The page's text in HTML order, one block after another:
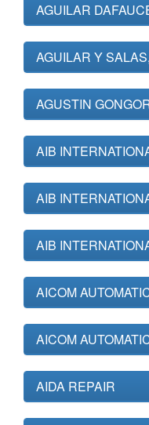
AGUILAR
AGUILAR Y
AGUSTIN
AIB
AIB
AIB
AICOM
AICOM
AIDA REPAIR